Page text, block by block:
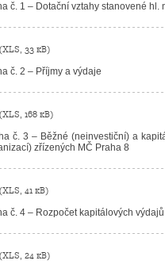
č. 1 – Dotační vztahy stanovené hl.
33 kB)
č. 2 – Příjmy a výdaje
168 kB)
č. 3 – Běžné (neinvestiční) a
zřízených MČ Praha 8
41 kB)
č. 4 – Rozpočet kapitálových
24 kB)